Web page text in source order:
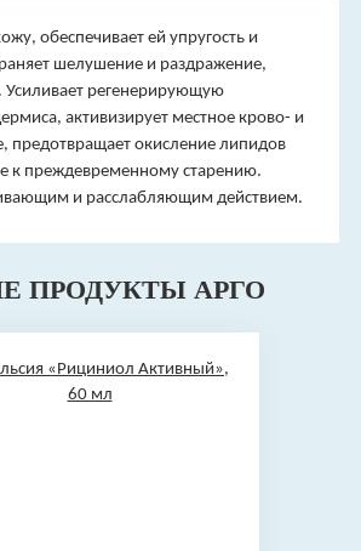
обеспечивает ей упругость и
шелушение и раздражение,
Усиливает регенерирующую
активизирует местное крово- и
окисление липидов
к преждевременному старению.
и расслабляющим действием.
ПРОДУКТЫ АРГО